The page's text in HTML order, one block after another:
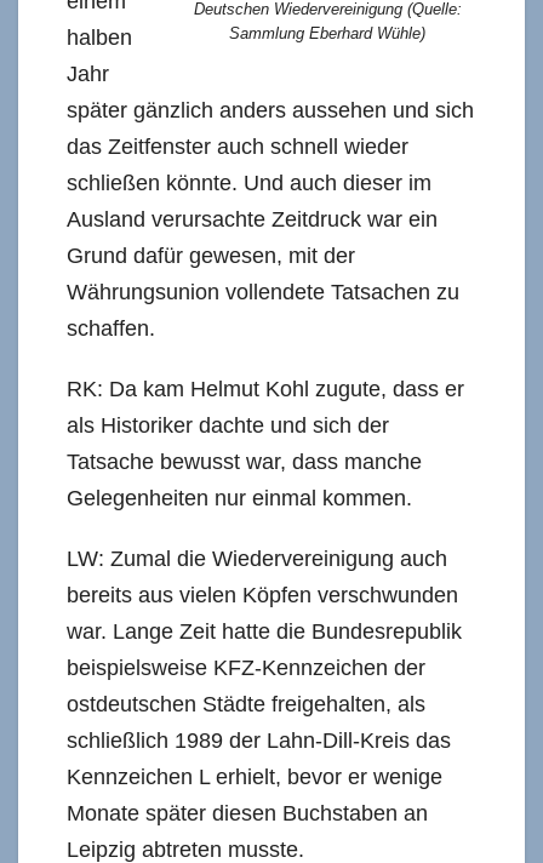
Deutschen Wiedervereinigung (Quelle:
Sammlung Eberhard Wühle)
halben
Jahr
später gänzlich anders aussehen und sich
das Zeitfenster auch schnell wieder
schließen könnte. Und auch dieser im
Ausland verursachte Zeitdruck war ein
Grund dafür gewesen, mit der
Währungsunion vollendete Tatsachen zu
schaffen.
RK: Da kam Helmut Kohl zugute, dass er
als Historiker dachte und sich der
Tatsache bewusst war, dass manche
Gelegenheiten nur einmal kommen.
LW: Zumal die Wiedervereinigung auch
bereits aus vielen Köpfen verschwunden
war. Lange Zeit hatte die Bundesrepublik
beispielsweise KFZ-Kennzeichen der
ostdeutschen Städte freigehalten, als
schließlich 1989 der Lahn-Dill-Kreis das
Kennzeichen L erhielt, bevor er wenige
Monate später diesen Buchstaben an
Leipzig abtreten musste.